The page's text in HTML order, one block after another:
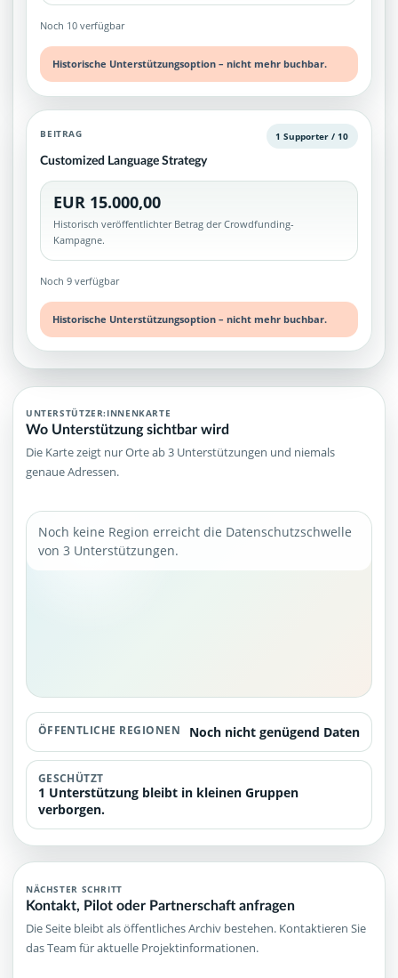
Noch 10 verfügbar
Historische Unterstützungsoption – nicht mehr buchbar.
BEITRAG
Customized Language Strategy
1 Supporter / 10
EUR 15.000,00
Historisch veröffentlichter Betrag der Crowdfunding-
Kampagne.
Noch 9 verfügbar
Historische Unterstützungsoption – nicht mehr buchbar.
UNTERSTÜTZER:INNENKARTE
Wo Unterstützung sichtbar wird
Die Karte zeigt nur Orte ab 3 Unterstützungen und niemals
genaue Adressen.
Noch keine Region erreicht die Datenschutzschwelle
von 3 Unterstützungen.
ÖFFENTLICHE REGIONEN Noch nicht genügend Daten
GESCHÜTZT
1 Unterstützung bleibt in kleinen Gruppen
verborgen.
NÄCHSTER SCHRITT
Kontakt, Pilot oder Partnerschaft anfragen
Die Seite bleibt als öffentliches Archiv bestehen. Kontaktieren Sie
das Team für aktuelle Projektinformationen.